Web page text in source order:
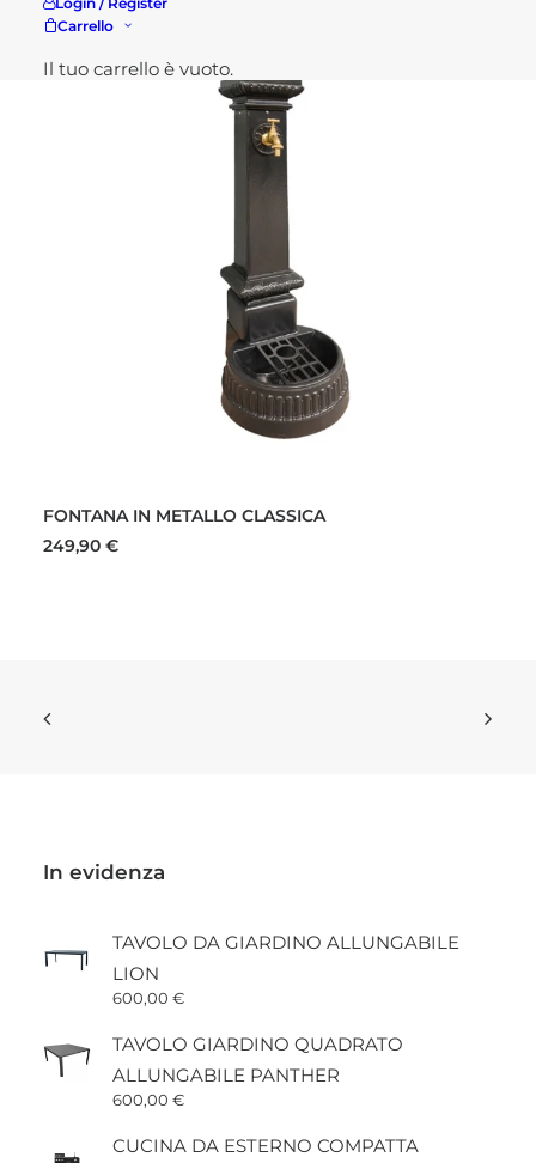
Carrello
Il tuo carrello è vuoto.
FONTANA IN METALLO CLASSICA
249,90 €
In evidenza
TAVOLO DA GIARDINO ALLUNGABILE
LION
600,00 €
TAVOLO GIARDINO QUADRATO
ALLUNGABILE PANTHER
600,00 €
CUCINA DA ESTERNO COMPATTA